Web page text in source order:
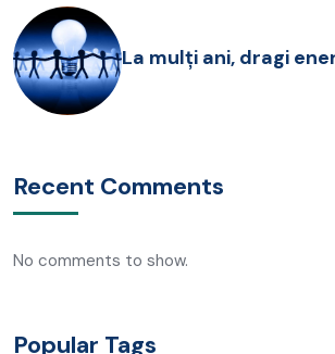
La mulți ani, dragi
Recent Comments
No comments to show.
Popular Tags